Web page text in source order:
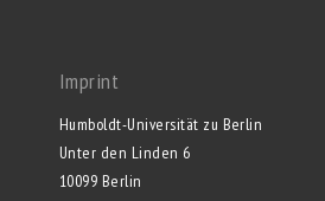
Imprint
Humboldt-Universität zu Berlin
Unter den Linden 6
10099 Berlin